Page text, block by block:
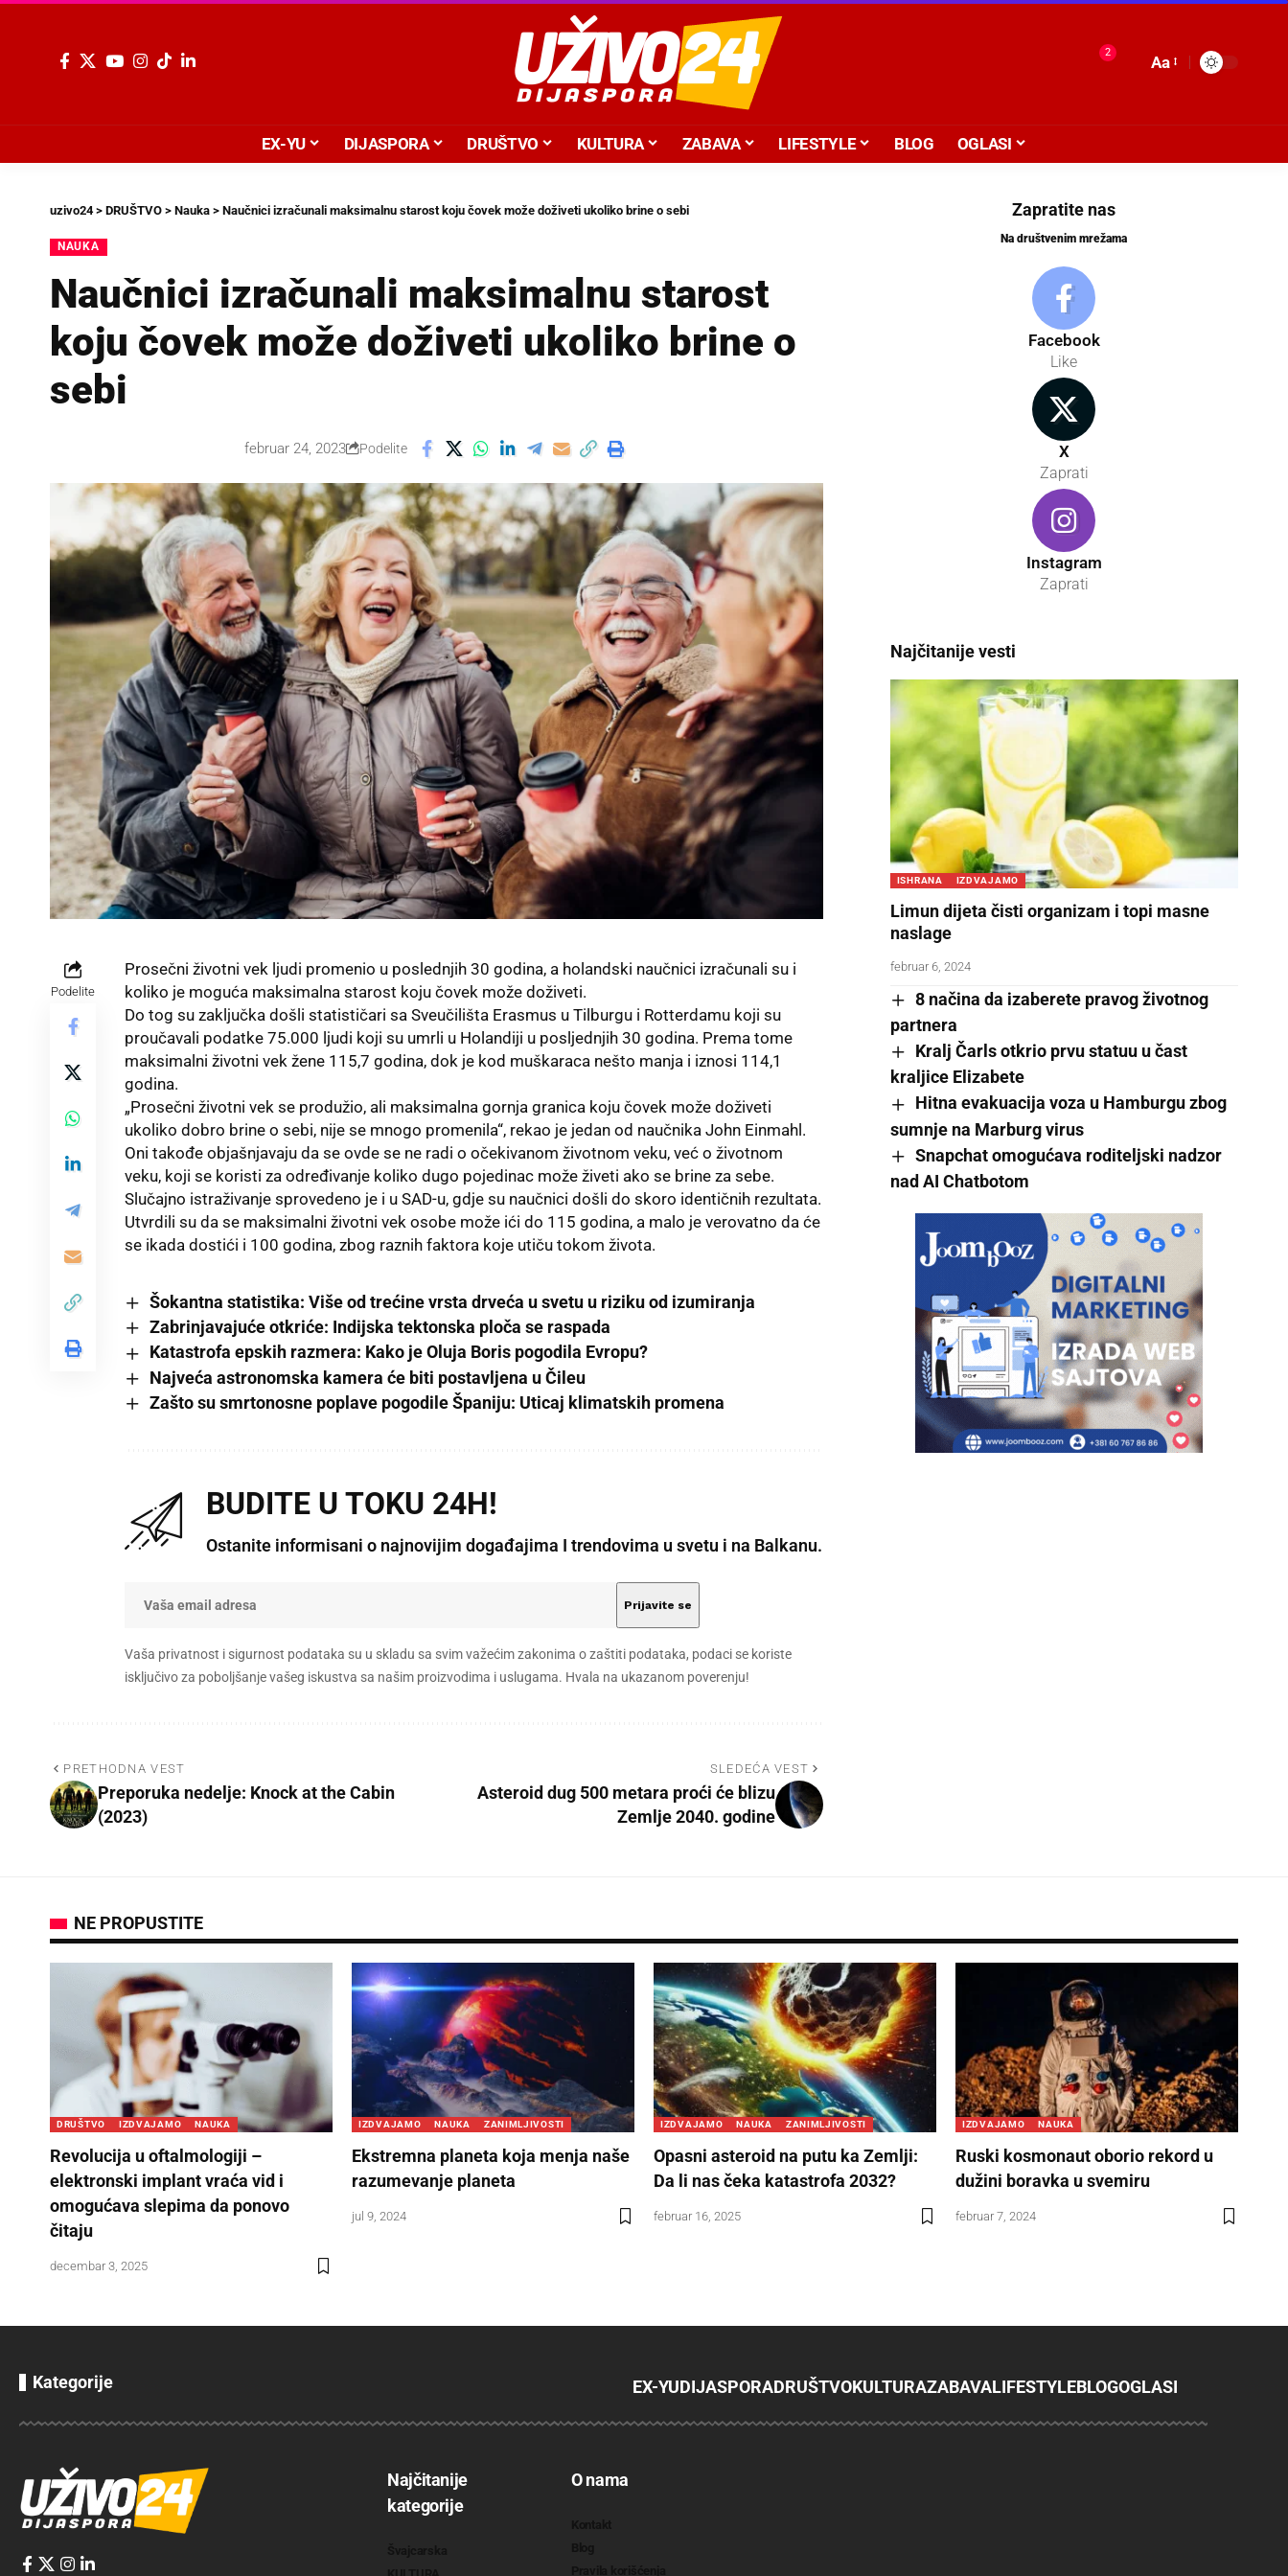
2
Aa
EX-YU DIJASPORA DRUŠTVO KULTURA ZABAVA LIFESTYLE BLOG OGLASI
uzivo24> DRUŠTVO > Nauka > Naučnici izračunali maksimalnu starost koju čovek može doživeti ukoliko brine o sebi
NAUKA
Naučnici izračunali maksimalnu starost
koju čovek može doživeti ukoliko brine o
sebi
februar 24, 2023 Podelite
Podelite
Prosečni životni vek ljudi promenio u poslednjih 30 godina, a holandski naučnici izračunali su i
koliko je moguća maksimalna starost koju čovek može doživeti.
Do tog su zaključka došli statističari sa Sveučilišta Erasmus u Tilburgu i Rotterdamu koji su
proučavali podatke 75.000 ljudi koji su umrli u Holandiji u posljednjih 30 godina. Prema tome
maksimalni životni vek žene 115,7 godina, dok je kod muškaraca nešto manja i iznosi 114,1
godina.
„Prosečni životni vek se produžio, ali maksimalna gornja granica koju čovek može doživeti
ukoliko dobro brine o sebi, nije se mnogo promenila“, rekao je jedan od naučnika John Einmahl.
Oni takođe objašnjavaju da se ovde se ne radi o očekivanom životnom veku, već o životnom
veku, koji se koristi za određivanje koliko dugo pojedinac može živeti ako se brine za sebe.
Slučajno istraživanje sprovedeno je i u SAD-u, gdje su naučnici došli do skoro identičnih rezultata.
Utvrdili su da se maksimalni životni vek osobe može ići do 115 godina, a malo je verovatno da će
se ikada dostići i 100 godina, zbog raznih faktora koje utiču tokom života.
Šokantna statistika: Više od trećine vrsta drveća u svetu u riziku od izumiranja
Zabrinjavajuće otkriće: Indijska tektonska ploča se raspada
Katastrofa epskih razmera: Kako je Oluja Boris pogodila Evropu?
Najveća astronomska kamera će biti postavljena u Čileu
Zašto su smrtonosne poplave pogodile Španiju: Uticaj klimatskih promena
BUDITE U TOKU 24H!
Ostanite informisani o najnovijim događajima I trendovima u svetu i na Balkanu.
Vaša privatnost i sigurnost podataka su u skladu sa svim važećim zakonima o zaštiti podataka, podaci se koriste
isključivo za poboljšanje vašeg iskustva sa našim proizvodima i uslugama. Hvala na ukazanom poverenju!
PRETHODNA VEST
Preporuka nedelje: Knock at the Cabin
(2023)
SLEDEĆA VEST
Asteroid dug 500 metara proći će blizu
Zemlje 2040. godine
Zapratite nas
Na društvenim mrežama
Facebook
Like
X
Zaprati
Instagram
Zaprati
Najčitanije vesti
ISHRANA IZDVAJAMO
Limun dijeta čisti organizam i topi masne
naslage
februar 6, 2024
8 načina da izaberete pravog životnog
partnera
Kralj Čarls otkrio prvu statuu u čast
kraljice Elizabete
Hitna evakuacija voza u Hamburgu zbog
sumnje na Marburg virus
Snapchat omogućava roditeljski nadzor
nad AI Chatbotom
NE PROPUSTITE
DRUŠTVO IZDVAJAMO NAUKA
Revolucija u oftalmologiji –
elektronski implant vraća vid i
omogućava slepima da ponovo
čitaju
decembar 3, 2025
IZDVAJAMO NAUKA ZANIMLJIVOSTI
Ekstremna planeta koja menja naše
razumevanje planeta
jul 9, 2024
IZDVAJAMO NAUKA ZANIMLJIVOSTI
Opasni asteroid na putu ka Zemlji:
Da li nas čeka katastrofa 2032?
februar 16, 2025
IZDVAJAMO NAUKA
Ruski kosmonaut oborio rekord u
dužini boravka u svemiru
februar 7, 2024
Kategorije EX-YUDIJASPORADRUŠTVOKULTURAZABAVALIFESTYLEBLOGOGLASI
Najčitanije
kategorije
O nama